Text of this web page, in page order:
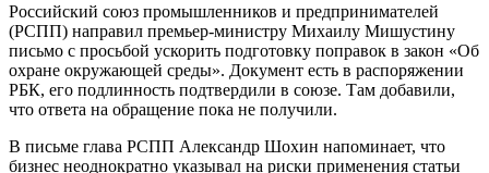
Российский союз промышленников и предпринимателей
(РСПП) направил премьер-министру Михаилу Мишустину
письмо с просьбой ускорить подготовку поправок в закон «Об
охране окружающей среды». Документ есть в распоряжении
РБК, его подлинность подтвердили в союзе. Там добавили,
что ответа на обращение пока не получили.
В письме глава РСПП Александр Шохин напоминает, что
бизнес неоднократно указывал на риски применения статьи